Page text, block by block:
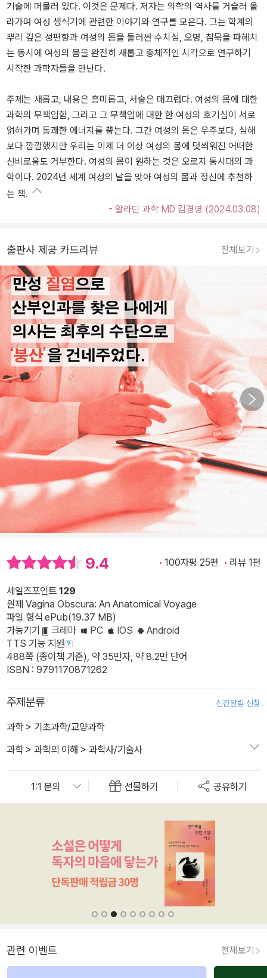
기술에 머물러 있다. 이것은 문제다. 저자는 의학의 역사를 거슬러 올
라가며 여성 생식기에 관련한 이야기와 연구를 모은다. 그는 학계의
뿌리 깊은 성편향과 여성의 몸을 둘러싼 수치심, 오명, 침묵을 파헤치
는 동시에 여성의 몸을 완전히 새롭고 총체적인 시각으로 연구하기
시작한 과학자들을 만난다.
주제는 새롭고, 내용은 흥미롭고, 서술은 매끄럽다. 여성의 몸에 대한
과학의 무책임함, 그리고 그 무책임에 대한 한 여성의 호기심이 서로
얽혀가며 통쾌한 에너지를 뿜는다. 그간 여성의 몸은 우주보다, 심해
보다 깜깜했지만 우리는 이제 더 이상 여성의 몸에 덧씌워진 어떠한
신비로움도 거부한다. 여성의 몸이 원하는 것은 오로지 동시대의 과
학이다. 2024년 세계 여성의 날을 맞아 여성의 몸과 정신에 추천하
는 책.
- 알라딘 과학 MD 김경영 (2024.03.08)
출판사 제공 카드리뷰 전체보기
9.4 100자평 25편 리뷰 1편
세일즈포인트 129
원제 Vagina Obscura: An Anatomical Voyage
파일 형식 ePub(19.37 MB)
가능기기
크레마 PC IOS
Android
TTS 기능 지원
488쪽 (종이책 기준), 약 35만자, 약 8.2만 단어
ISBN : 9791170871262
주제분류 신간알림 신청
과학> 기초과학/교양과학
과학> 과학의 이해 > 과학사/기술사
선물하기 공유하기
관련 이벤트 전체보기